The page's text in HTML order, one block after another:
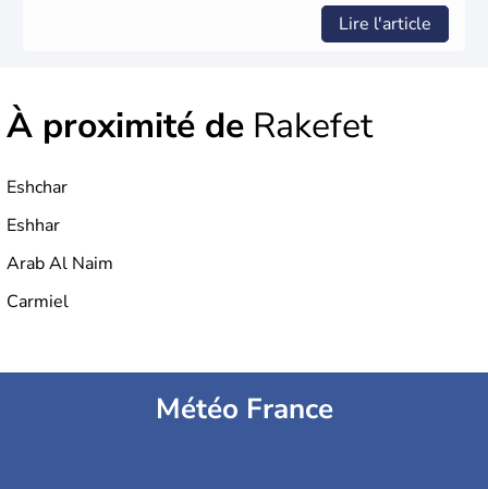
Lire l'article
À proximité de Rakefet
Eshchar
Eshhar
Arab Al Naim
Carmiel
Météo France